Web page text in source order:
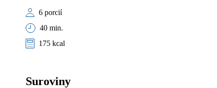
6 porcií
40 min.
175 kcal
Suroviny